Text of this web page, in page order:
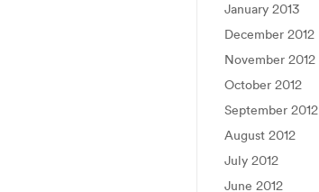
January 2013
December 2012
November 2012
October 2012
September 2012
August 2012
July 2012
June 2012